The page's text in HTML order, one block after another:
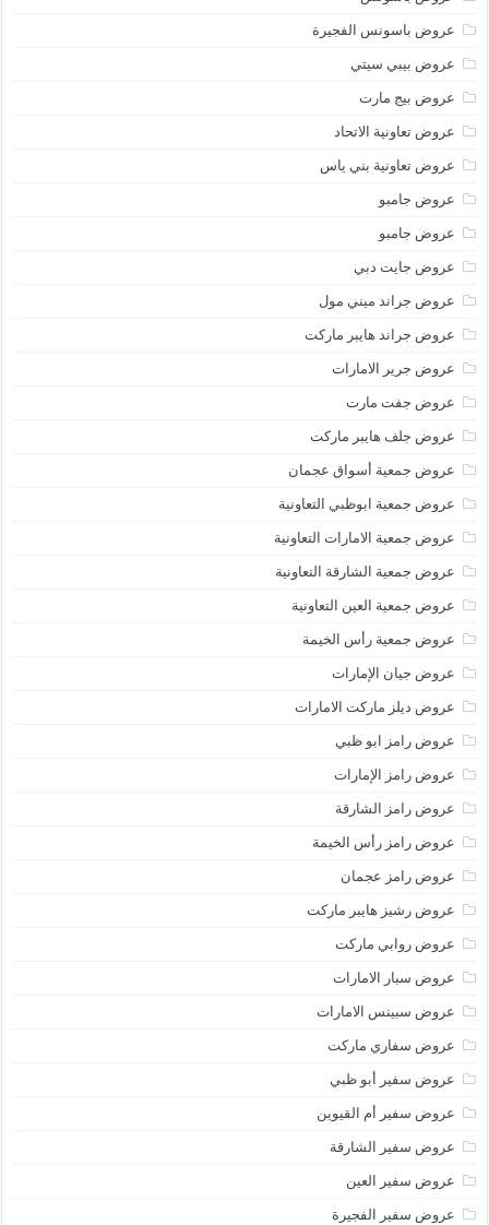
عروض باسونس الفجيرة
عروض بيبي سيتي
عروض بيج مارت
عروض تعاونية الاتحاد
عروض تعاونية بني ياس
عروض جامبو
عروض جامبو
عروض جايت دبي
عروض جراند ميني مول
عروض جراند هايبر ماركت
عروض جرير الامارات
عروض جفت مارت
عروض جلف هايبر ماركت
عروض جمعية أسواق عجمان
عروض جمعية ابوظبي التعاونية
عروض جمعية الامارات التعاونية
عروض جمعية الشارقة التعاونية
عروض جمعية العين التعاونية
عروض جمعية رأس الخيمة
عروض جيان الإمارات
عروض ديلز ماركت الامارات
عروض رامز ابو ظبي
عروض رامز الإمارات
عروض رامز الشارقة
عروض رامز رأس الخيمة
عروض رامز عجمان
عروض رشيز هايبر ماركت
عروض روابي ماركت
عروض سبار الامارات
عروض سبينس الامارات
عروض سفاري ماركت
عروض سفير أبو ظبي
عروض سفير أم القيوين
عروض سفير الشارقة
عروض سفير العين
عروض سفير الفجيرة